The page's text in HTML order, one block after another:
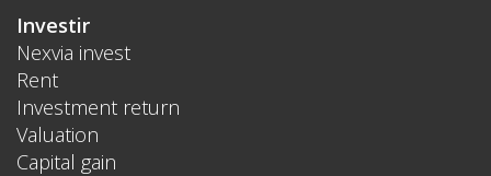
Investir
Nexvia invest
Rent
Investment return
Valuation
Capital gain